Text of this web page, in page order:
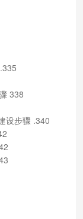
338
设步骤 .340